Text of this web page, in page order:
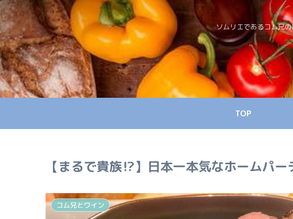
ソムリエであるコム兄
TOP
【まるで貴族⁉】日本一本気なホームパ
コム兄とワイン